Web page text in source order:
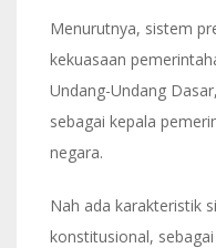
Menurutnya, sistem
kekuasaan
Undang-Undang
sebagai kepala
negara.
Nah ada karakteristik
konstitusional,